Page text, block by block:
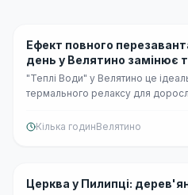
Ефект повного
день у Велятино замінює
"Теплі Води" у Велятино це
термального релаксу для
Кілька годинВелятино
Церква у Пилипці: